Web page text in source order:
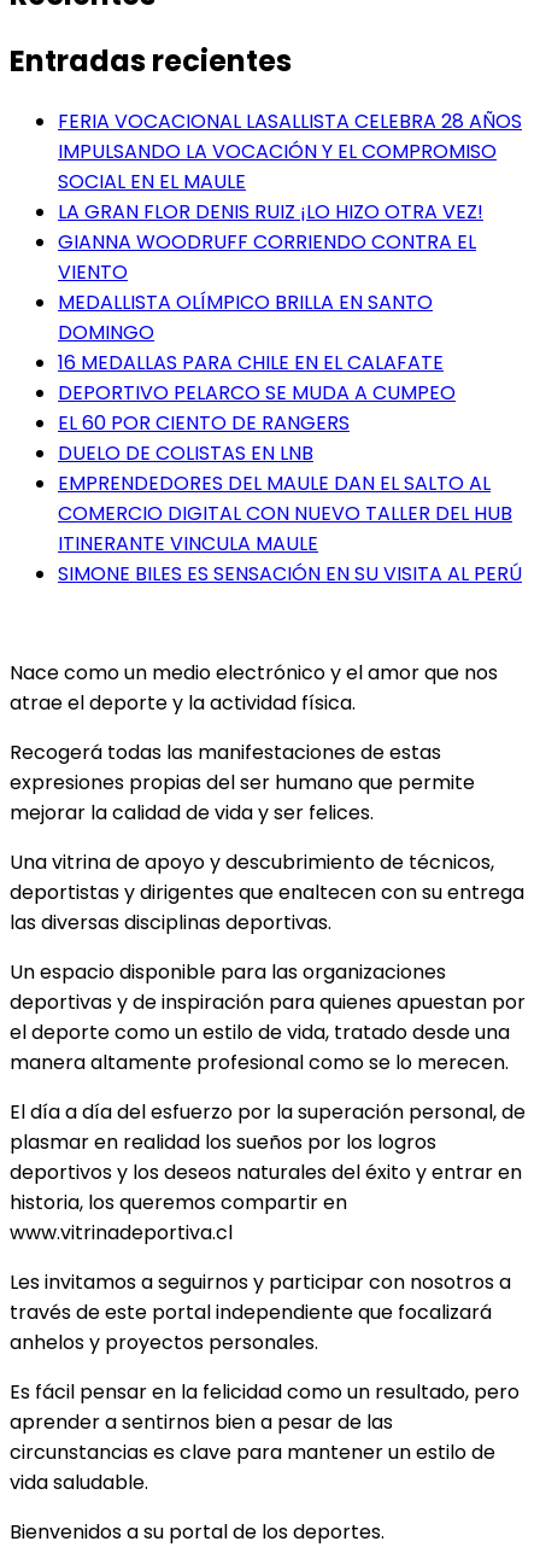
Entradas recientes
FERIA VOCACIONAL LASALLISTA CELEBRA 28 AÑOS
IMPULSANDO LA VOCACIÓN Y EL COMPROMISO
SOCIAL EN EL MAULE
LA GRAN FLOR DENIS RUIZ ¡LO HIZO OTRA VEZ!
GIANNA WOODRUFF CORRIENDO CONTRA EL
VIENTO
MEDALLISTA OLÍMPICO BRILLA EN SANTO
DOMINGO
16 MEDALLAS PARA CHILE EN EL CALAFATE
DEPORTIVO PELARCO SE MUDA A CUMPEO
EL 60 POR CIENTO DE RANGERS
DUELO DE COLISTAS EN LNB
EMPRENDEDORES DEL MAULE DAN EL SALTO AL
COMERCIO DIGITAL CON NUEVO TALLER DEL HUB
ITINERANTE VINCULA MAULE
SIMONE BILES ES SENSACIÓN EN SU VISITA AL PERÚ
Nace como un medio electrónico y el amor que nos
atrae el deporte y la actividad física.
Recogerá todas las manifestaciones de estas
expresiones propias del ser humano que permite
mejorar la calidad de vida y ser felices.
Una vitrina de apoyo y descubrimiento de técnicos,
deportistas y dirigentes que enaltecen con su entrega
las diversas disciplinas deportivas.
Un espacio disponible para las organizaciones
deportivas y de inspiración para quienes apuestan por
el deporte como un estilo de vida, tratado desde una
manera altamente profesional como se lo merecen.
El día a día del esfuerzo por la superación personal, de
plasmar en realidad los sueños por los logros
deportivos y los deseos naturales del éxito y entrar en
historia, los queremos compartir en
www.vitrinadeportiva.cl
Les invitamos a seguirnos y participar con nosotros a
través de este portal independiente que focalizará
anhelos y proyectos personales.
Es fácil pensar en la felicidad como un resultado, pero
aprender a sentirnos bien a pesar de las
circunstancias es clave para mantener un estilo de
vida saludable.
Bienvenidos a su portal de los deportes.